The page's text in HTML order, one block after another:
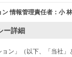
ン情報管理責任者： 小
ー詳細
ョン」（以下、「当社